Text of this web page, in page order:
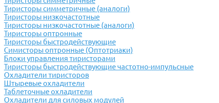
Тиристоры симметричные (аналоги)
Тиристоры низкочастотные
Тиристоры низкочастотные (аналоги)
Тиристоры оптронные
Тиристоры быстродействующие
Симисторы оптронные (Оптотриаки)
Блоки управления тиристорами
Тиристоры быстродействующие частотно-импульсные
Охладители тиристоров
Штыревые охладители
Таблеточные охладители
Охладители для силовых модулей